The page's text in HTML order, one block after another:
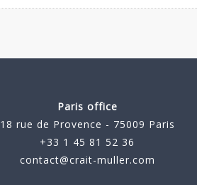
Paris office
18 rue de Provence - 75009 Paris
+33 1 45 81 52 36
contact@crait-muller.com